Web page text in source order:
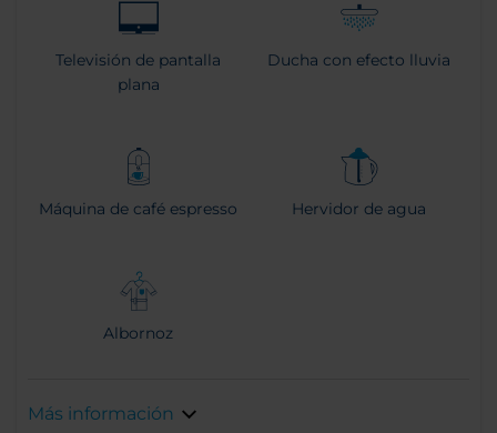
Televisión de pantalla
plana
Ducha con efecto lluvia
Máquina de café espresso Hervidor de agua
Albornoz
Más información